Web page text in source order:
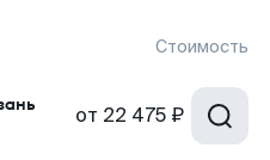
Стоимость
от 22 475 ₽